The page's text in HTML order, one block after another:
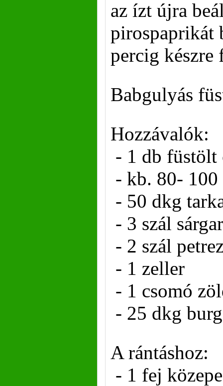
az ízt újra
pirospaprikát
percig készre
Babgulyás
Hozzávalók:
- 1 db füstölt
- kb. 80-
- 50 dkg
- 3 szál
- 2 szál
- 1 zeller
- 1 csomó
- 25 dkg
A rántáshoz:
- 1 fej